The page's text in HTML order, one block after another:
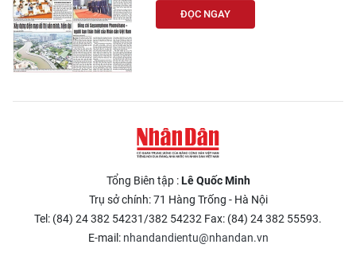
ĐỌC NGAY
Tổng Biên tập :Lê Quốc Minh
Trụ sở chính: 71 Hàng Trống - Hà Nội
Tel: (84) 24 382 54231/382 54232 Fax: (84) 24 382 55593.
E-mail: nhandandientu@nhandan.vn